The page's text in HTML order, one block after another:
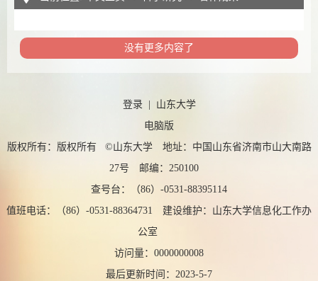
没有更多内容了
登录| 山东大学
电脑版
版权所有：版权所有 ©山东大学 地址：中国山东省济南市山大南路
27号 邮编：250100
查号台：（86）-0531-88395114
值班电话：（86）-0531-88364731 建设维护：山东大学信息化工作办
公室
访问量： 0000000008
最后更新时间： 2023-5-7